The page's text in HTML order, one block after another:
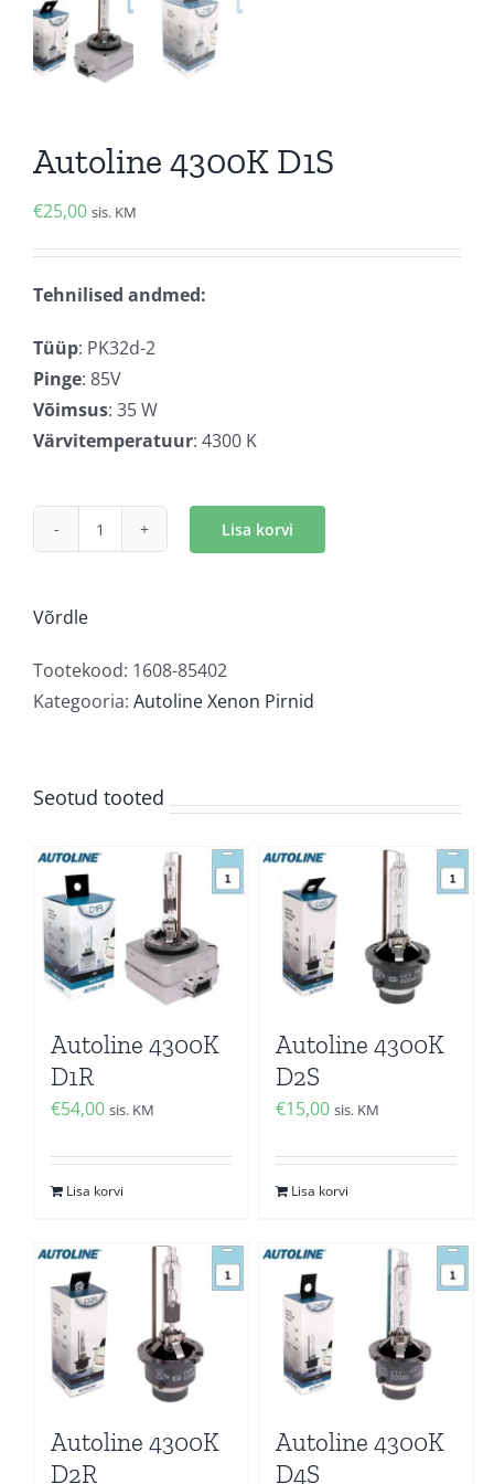
Autoline 4300K D1S
€25,00 sis. KM
Tehnilised andmed:
Tüüp: PK32d-2
Pinge: 85V
Võimsus: 35 W
Värvitemperatuur: 4300 K
Autoline
Lisa korvi
Võrdle
Tootekood: 1608-85402
Kategooria: Autoline Xenon Pirnid
Seotud tooted
Autoline 4300K
D1R
€54,00 sis. KM
Lisa korvi
Autoline 4300K
D2S
€15,00 sis. KM
Lisa korvi
Autoline 4300K
D2R
Autoline 4300K
D4S